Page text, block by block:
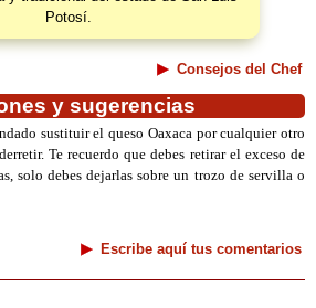
Potosí.
Consejos del Chef
y sugerencias
sustituir el queso Oaxaca por cualquier otro
Te recuerdo que debes retirar el exceso de
solo debes dejarlas sobre un trozo de servilla o
Escribe aquí tus comentarios